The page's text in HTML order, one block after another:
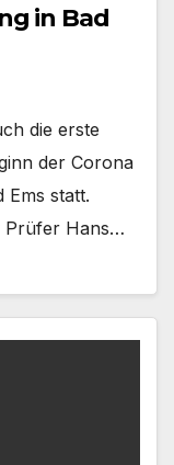
in Bad
die erste
der Corona
Ems statt.
Prüfer Hans…